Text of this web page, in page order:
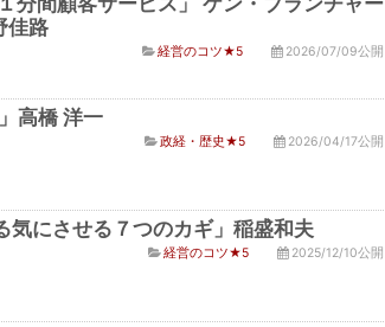
佳路
経営のコツ★5 2026/07/09公開
高橋 洋一
政経・歴史★5 2026/04/17公開
にさせる７つのカギ」稲盛和夫
経営のコツ★5 2025/12/10公開